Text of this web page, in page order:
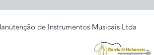
de Instrumentos Musicais Ltda